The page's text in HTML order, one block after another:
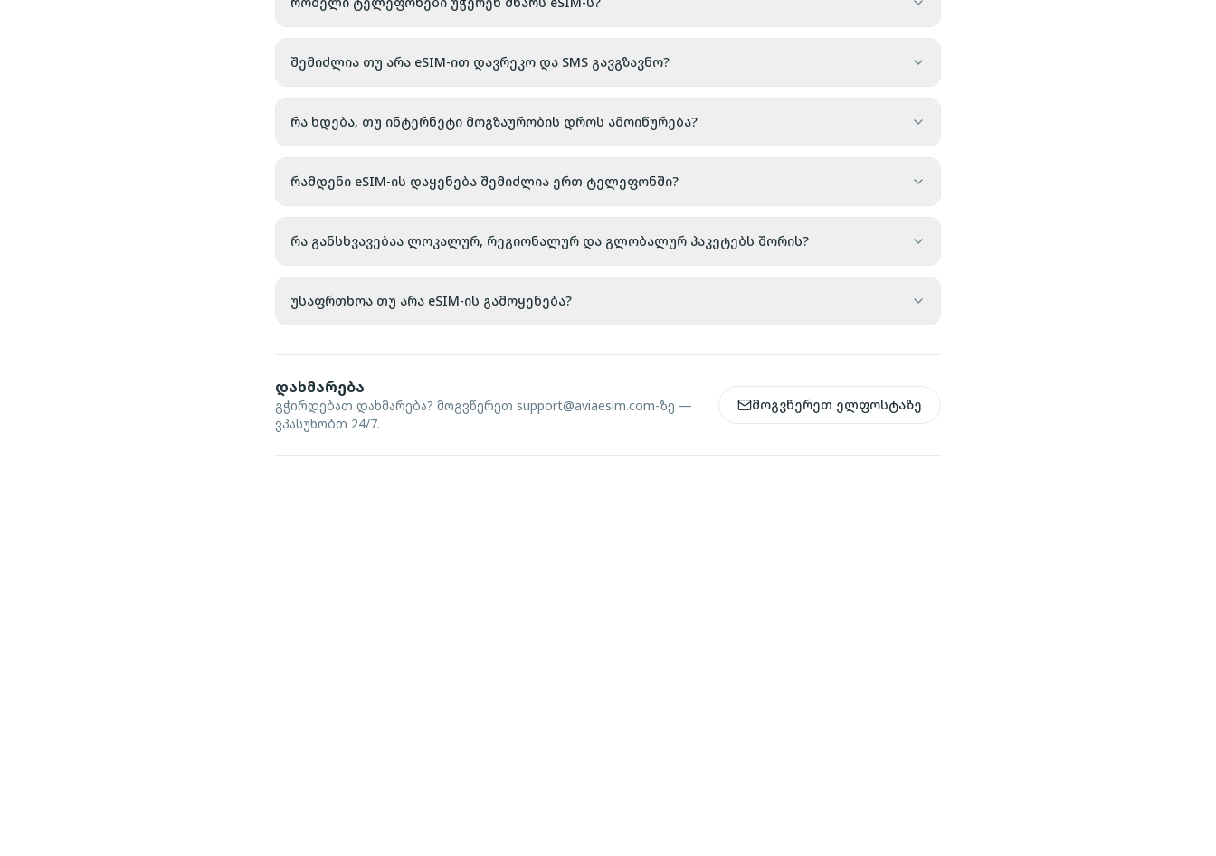
შემიძლია თუ არა eSIM-ით დავრეკო და SMS გავგზავნო?
რა ხდება, თუ ინტერნეტი მოგზაურობის დროს ამოიწურება?
რამდენი eSIM-ის დაყენება შემიძლია ერთ ტელეფონში?
რა განსხვავებაა ლოკალურ, რეგიონალურ და გლობალურ პაკეტებს შორის?
უსაფრთხოა თუ არა eSIM-ის გამოყენება?
დახმარება
გჭირდებათ დახმარება? მოგვწერეთ support@aviaesim.com-ზე —
ვპასუხობთ 24/7.
მოგვწერეთ ელფოსტაზე